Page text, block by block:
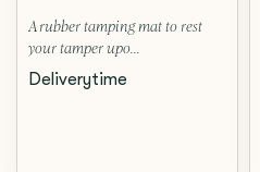
A rubber tamping mat to rest
your tamper upo...
Deliverytime